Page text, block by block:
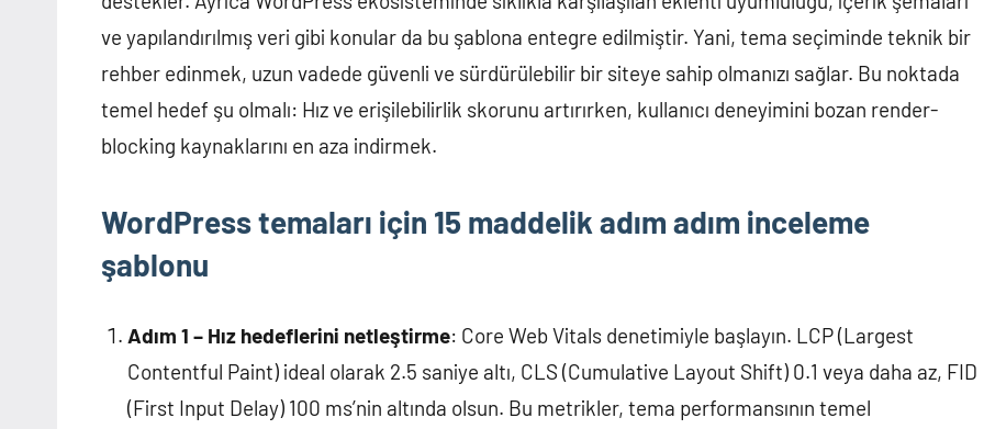
ve yapılandırılmış veri gibi konular da bu şablona entegre edilmiştir. Yani, tema seçiminde teknik bir
rehber edinmek, uzun vadede güvenli ve sürdürülebilir bir siteye sahip olmanızı sağlar. Bu noktada
temel hedef şu olmalı: Hız ve erişilebilirlik skorunu artırırken, kullanıcı deneyimini bozan render-
blocking kaynaklarını en aza indirmek.
WordPress temaları için 15 maddelik adım adım inceleme
şablonu
Adım 1 – Hız hedeflerini netleştirme: Core Web Vitals denetimiyle başlayın. LCP (Largest
Contentful Paint) ideal olarak 2.5 saniye altı, CLS (Cumulative Layout Shift) 0.1 veya daha az, FID
(First Input Delay) 100 ms’nin altında olsun. Bu metrikler, tema performansının temel